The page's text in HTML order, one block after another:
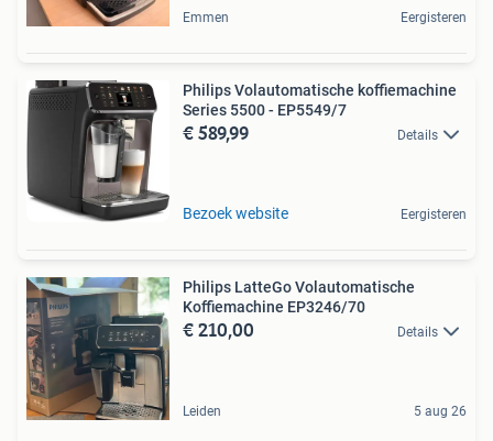
Emmen Eergisteren
Philips Volautomatische koffiemachine
Series 5500 - EP5549/7
€ 589,99 Details
Bezoek website Eergisteren
Philips LatteGo Volautomatische
Koffiemachine EP3246/70
€ 210,00 Details
Leiden 5 aug 26